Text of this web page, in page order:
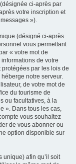
ci-après par
votre inscription et
»).
(désigné ci-après
vous permettant
« votre mot de
de votre
par les lois de
notre serveur.
de votre mot de
du tourisme de
ou facultatives, à la
». Dans tous les cas,
vous souhaitez
de vous abonner ou
option disponible sur
unique) afin qu’il soit